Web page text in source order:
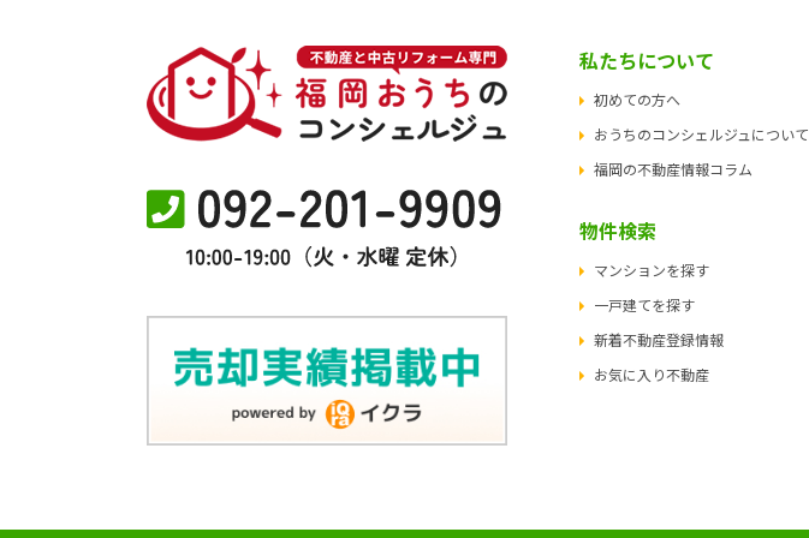
私たちについて
初めての方へ
おうちのコンシェルジュについて
福岡の不動産情報コラム
物件検索
マンションを探す
一戸建てを探す
新着不動産登録情報
お気に入り不動産